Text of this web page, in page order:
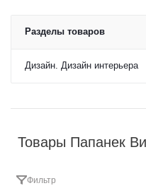
Разделы товаров
Дизайн. Дизайн интерьера
Товары Папанек
Фильтр